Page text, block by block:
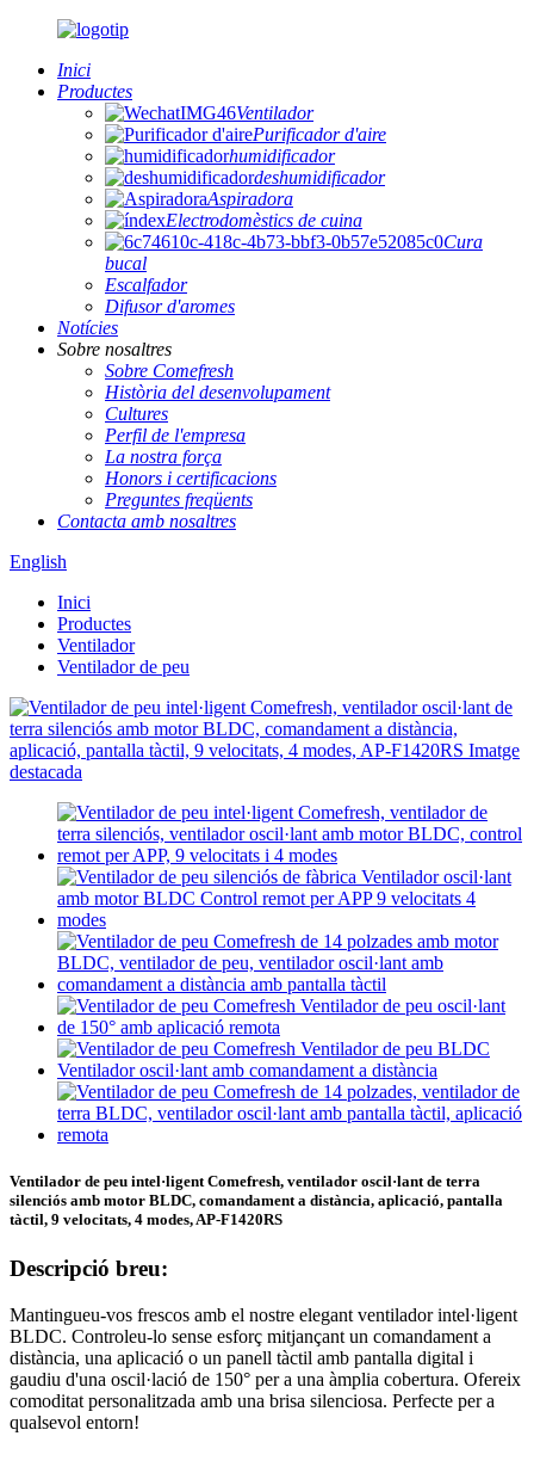
Inici
Productes
Ventilador
Purificador d'aire
humidificador
deshumidificador
Aspiradora
Electrodomèstics de cuina
Cura
bucal
Escalfador
Difusor d'aromes
Notícies
Sobre nosaltres
Sobre Comefresh
Història del desenvolupament
Cultures
Perfil de l'empresa
La nostra força
Honors i certificacions
Preguntes freqüents
Contacta amb nosaltres
English
Inici
Productes
Ventilador
Ventilador de peu
Ventilador de peu intel·ligent Comefresh, ventilador oscil·lant de terra
silenciós amb motor BLDC, comandament a distància, aplicació, pantalla
tàctil, 9 velocitats, 4 modes, AP-F1420RS
Descripció breu:
Mantingueu-vos frescos amb el nostre elegant ventilador intel·ligent
BLDC. Controleu-lo sense esforç mitjançant un comandament a
distància, una aplicació o un panell tàctil amb pantalla digital i
gaudiu d'una oscil·lació de 150° per a una àmplia cobertura. Ofereix
comoditat personalitzada amb una brisa silenciosa. Perfecte per a
qualsevol entorn!